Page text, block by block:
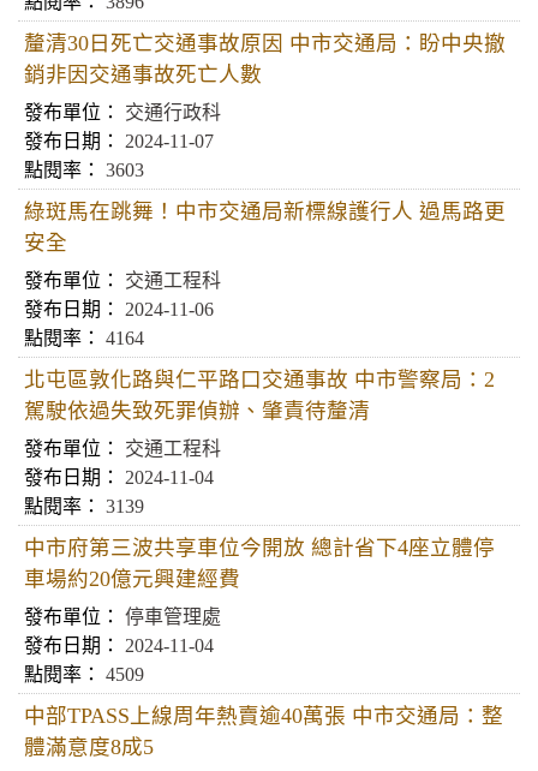
釐清30日死亡交通事故原因 中市交通局：盼中央撤
銷非因交通事故死亡人數
交通行政科
2024-11-07
3603
綠斑馬在跳舞！中市交通局新標線護行人 過馬路更
安全
交通工程科
2024-11-06
4164
北屯區敦化路與仁平路口交通事故 中市警察局：2
駕駛依過失致死罪偵辦、肇責待釐清
交通工程科
2024-11-04
3139
中市府第三波共享車位今開放 總計省下4座立體停
車場約20億元興建經費
停車管理處
2024-11-04
4509
中部TPASS上線周年熱賣逾40萬張 中市交通局：整
體滿意度8成5